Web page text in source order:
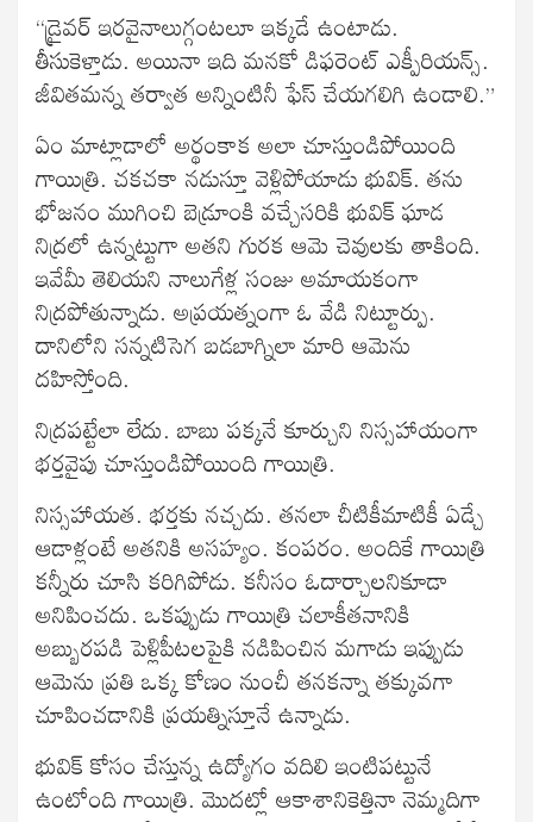
“డ్రైవర్ ఇరవైనాలుగ్గంటలూ ఇక్కడే ఉంటాడు.
తీసుకెళ్తాడు. అయినా ఇది మనకో డిఫరెంట్ ఎక్పీరియన్స్.
జీవితమన్న తర్వాత అన్నింటినీ ఫేస్ చేయగలిగి ఉండాలి.”
ఏం మాట్లాడాలో అర్థంకాక అలా చూస్తుండిపోయింది
గాయిత్రి. చకచకా నడుస్తూ వెళ్లిపోయాడు భువిక్. తను
భోజనం ముగించి బెడ్రూంకి వచ్చేసరికి భువిక్ ఘాడ
నిద్రలో ఉన్నట్టుగా అతని గురక ఆమె చెవులకు తాకింది.
ఇవేమీ తెలియని నాలుగేళ్ల సంజు అమాయకంగా
నిద్రపోతున్నాడు. అప్రయత్నంగా ఓ వేడి నిట్టూర్పు.
దానిలోని సన్నటిసెగ బడబాగ్నిలా మారి ఆమెను
దహిస్తోంది.
నిద్రపట్టేలా లేదు. బాబు పక్కనే కూర్చుని నిస్సహాయంగా
భర్తవైపు చూస్తుండిపోయింది గాయిత్రి.
నిస్సహాయత. భర్తకు నచ్చదు. తనలా చీటికీమాటికీ ఏడ్చే
ఆడాళ్లంటే అతనికి అసహ్యం. కంపరం. అందికే గాయిత్రి
కన్నీరు చూసి కరిగిపోడు. కనీసం ఓదార్చాలనికూడా
అనిపించదు. ఒకప్పుడు గాయిత్రి చలాకీతనానికి
అబ్బురపడి పెళ్లిపీటలపైకి నడిపించిన మగాడు ఇప్పుడు
ఆమెను ప్రతి ఒక్క కోణం నుంచీ తనకన్నా తక్కువగా
చూపించడానికి ప్రయత్నిస్తూనే ఉన్నాడు.
భువిక్ కోసం చేస్తున్న ఉద్యోగం వదిలి ఇంటిపట్టునే
ఉంటోంది గాయిత్రి. మొదట్లో ఆకాశానికెత్తినా నెమ్మదిగా